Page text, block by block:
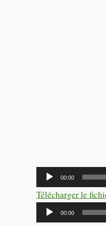
Lecteur
audio
00:00
Télécharger le
Lecteur00:00